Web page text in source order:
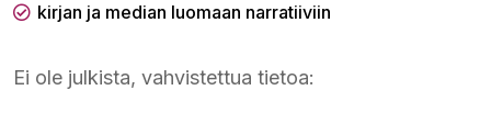
kirjan ja median luomaan narratiiviin
Ei ole julkista, vahvistettua tietoa: